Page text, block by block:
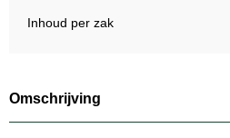
Inhoud per zak
Omschrijving